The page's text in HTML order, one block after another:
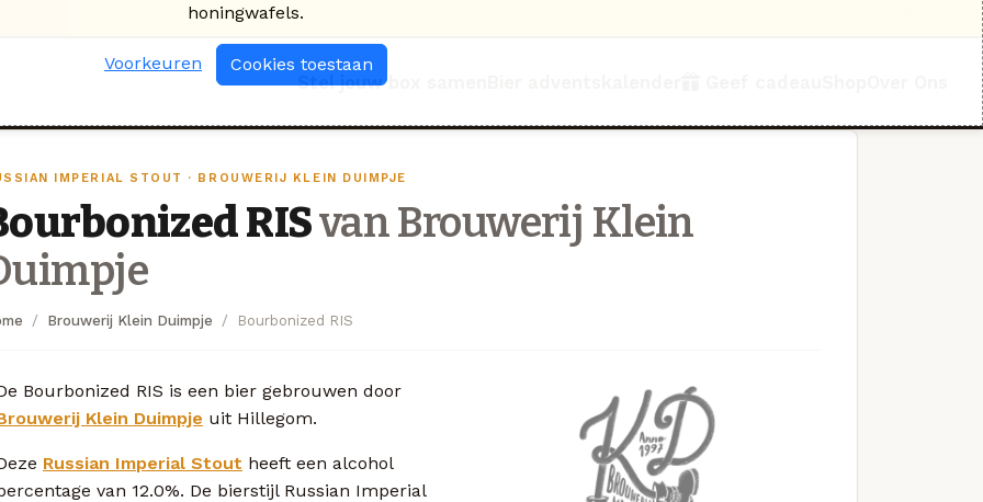
Stel jouw box samen
IMPERIAL STOUT · BROUWERIJ KLEIN DUIMPJE
RISvan Brouwerij Klein
Brouwerij Klein Duimpje Bourbonized RIS
Bourbonized RIS is een bier gebrouwen door
Klein Duimpje uit Hillegom.
Russian Imperial Stout heeft een alcohol
van 12.0%. De bierstijl Russian Imperial
honingwafels.
Voorkeuren Cookies toestaan